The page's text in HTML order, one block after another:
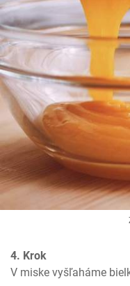
4. Krok
V miske vyšľaháme